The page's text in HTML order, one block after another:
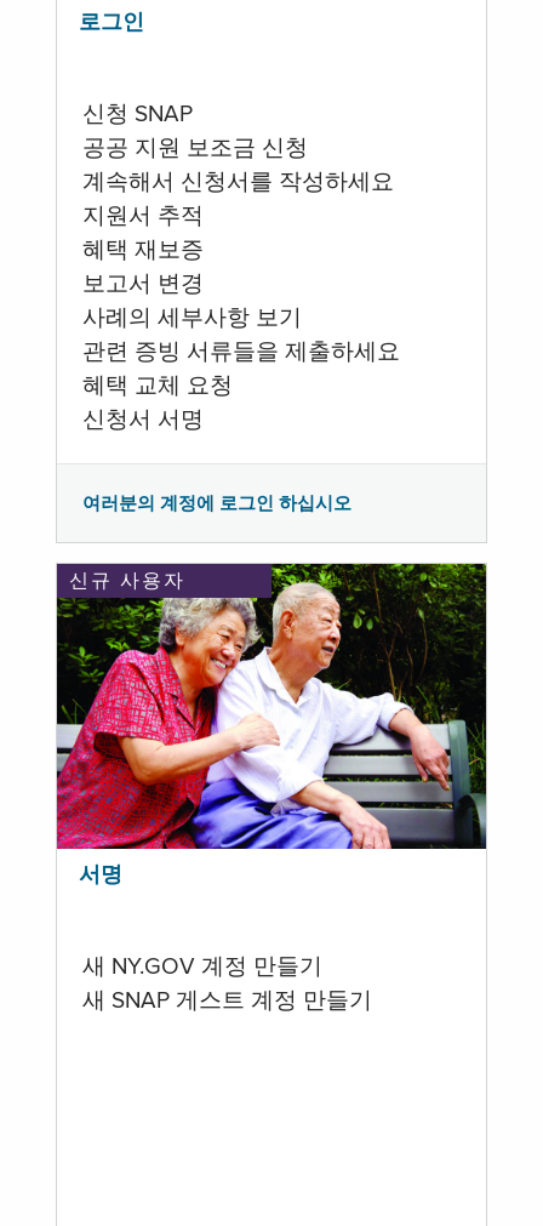
로그인
신청 SNAP
공공 지원 보조금 신청
계속해서 신청서를 작성하세요
지원서 추적
혜택 재보증
보고서 변경
사례의 세부사항 보기
관련 증빙 서류들을 제출하세요
혜택 교체 요청
신청서 서명
여러분의 계정에 로그인 하십시오
신규 사용자
서명
새 NY.GOV 계정 만들기
새 SNAP 게스트 계정 만들기